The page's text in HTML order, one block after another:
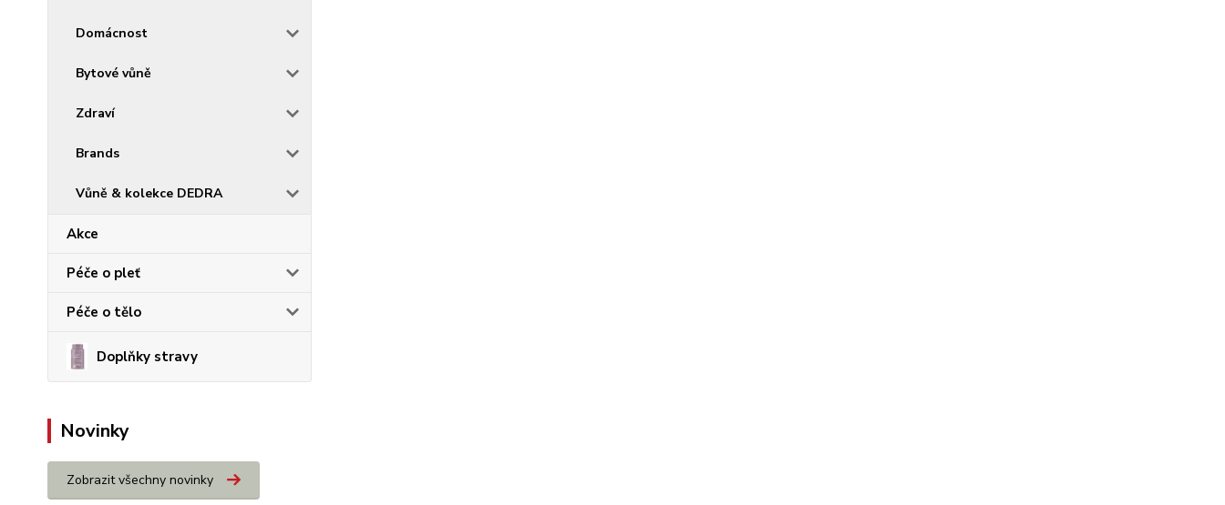
Domácnost
Bytové vůně
Zdraví
Brands
Vůně & kolekce DEDRA
Akce
Péče o pleť
Péče o tělo
Doplňky stravy
Novinky
Zobrazit všechny novinky